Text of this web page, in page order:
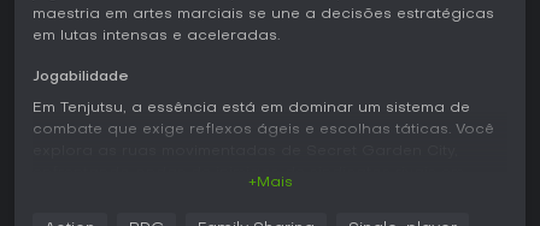
maestria em artes marciais se une a decisões estratégicas
em lutas intensas e aceleradas.
Jogabilidade
Em Tenjutsu, a essência está em dominar um sistema de
combate que exige reflexos ágeis e escolhas táticas. Você
+Mais